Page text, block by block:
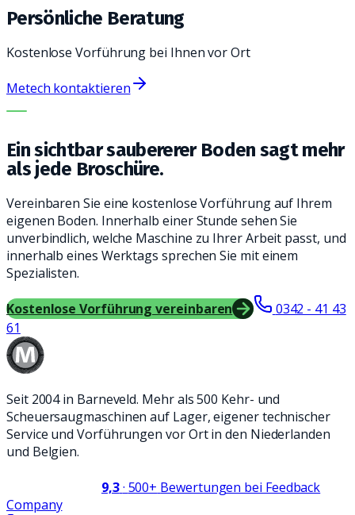
Persönliche Beratung
Kostenlose Vorführung bei Ihnen vor Ort
Metech kontaktieren
DIE RICHTIGE MASCHINE. DER BESTE SERVICE.
Ein sichtbar saubererer Boden sagt mehr
als jede Broschüre.
Vereinbaren Sie eine kostenlose Vorführung auf Ihrem
eigenen Boden. Innerhalb einer Stunde sehen Sie
unverbindlich, welche Maschine zu Ihrer Arbeit passt, und
innerhalb eines Werktags sprechen Sie mit einem
Spezialisten.
Kostenlose Vorführung vereinbaren
0342 - 41 43
61
Seit 2004 in Barneveld. Mehr als 500 Kehr- und
Scheuersaugmaschinen auf Lager, eigener technischer
Service und Vorführungen vor Ort in den Niederlanden
und Belgien.
9,3· 500+ Bewertungen bei Feedback
Company